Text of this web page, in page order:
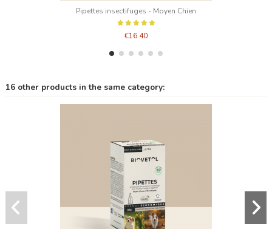
Pipettes insectifuges - Moyen Chien
€16.40
16 other products in the same category: